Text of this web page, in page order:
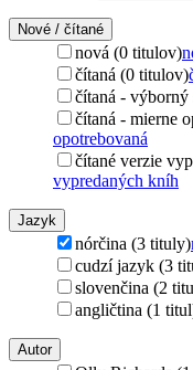
Nové / čítané
nová (0 titulov)
čítaná (0 titulov)
čítaná -
čítaná - mierne
opotrebovaná
čítané verzie
vypredaných kníh
Jazyk
nórčina (3 tituly)
cudzí jazyk (3
slovenčina (2
angličtina (1
Autor